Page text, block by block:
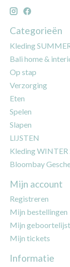
Categorieën
Kleding
Bali home &
Op stap
Verzorging
Eten
Spelen
Slapen
LIJSTEN
Kleding WINTER
Bloombay
Mijn account
Registreren
Mijn bestellingen
Mijn
Mijn tickets
Informatie